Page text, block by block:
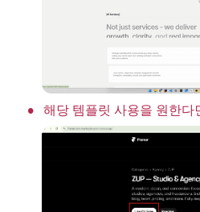
• 해당 템플릿 사용을 원한다